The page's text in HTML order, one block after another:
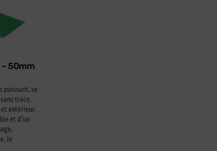
50mm
puissant, se
trace,
extérieur.
et d’un
le